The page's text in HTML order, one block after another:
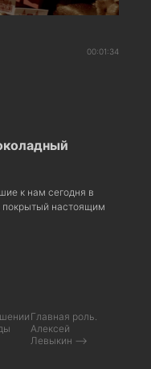
00:01:34
к нам сегодня в
покрытый настоящим
Главная роль.
Алексей
Левыкин ⟶